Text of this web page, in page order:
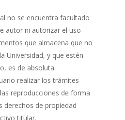
no se encuentra facultado
autor ni autorizar el uso
que almacena que no
Universidad, y que estén
es de absoluta
realizar los trámites
reproducciones de forma
derechos de propiedad
titular.